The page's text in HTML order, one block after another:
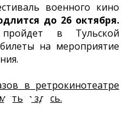
военного кино
до 26 октября.
в Тульской
на мероприятие
в ретрокинотеатре
здесь.